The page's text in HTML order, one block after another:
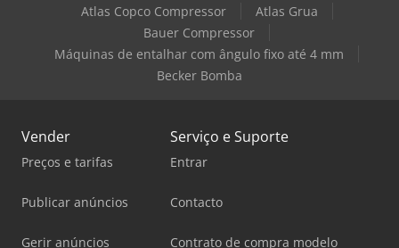
Atlas Copco Compressor
Atlas Grua
Bauer Compressor
Máquinas de entalhar com ângulo fixo até 4 mm
Becker Bomba
Vender
Preços e tarifas
Publicar anúncios
Gerir anúncios
Serviço e Suporte
Entrar
Contacto
Contrato de compra modelo